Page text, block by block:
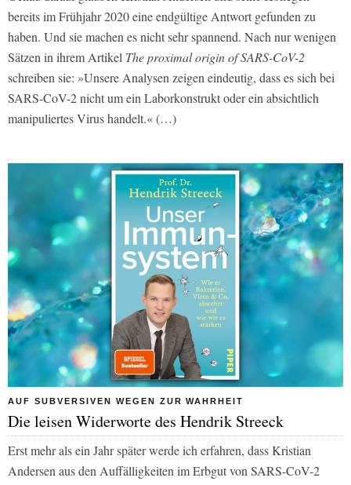
bereits im Frühjahr 2020 eine endgültige Antwort gefunden zu
haben. Und sie machen es nicht sehr spannend. Nach nur wenigen
Sätzen in ihrem Artikel The proximal origin of SARS-CoV-2
schreiben sie: »Unsere Analysen zeigen eindeutig, dass es sich bei
SARS-CoV-2 nicht um ein Laborkonstrukt oder ein absichtlich
manipuliertes Virus handelt.« (…)
AUF SUBVERSIVEN WEGEN ZUR WAHRHEIT
Die leisen Widerworte des Hendrik Streeck
Erst mehr als ein Jahr später werde ich erfahren, dass Kristian
Andersen aus den Auffälligkeiten im Erbgut von SARS-CoV-2